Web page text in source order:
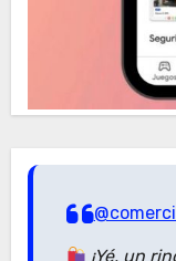
¡Yé, un